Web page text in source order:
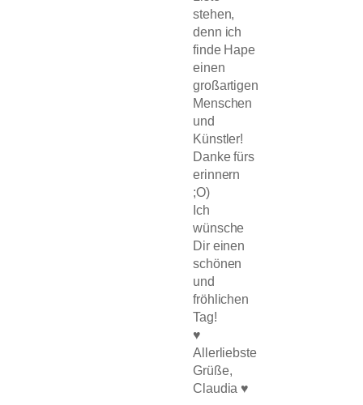
stehen,
denn ich
finde Hape
einen
großartigen
Menschen
und
Künstler!
Danke fürs
erinnern
;O)
Ich
wünsche
Dir einen
schönen
und
fröhlichen
Tag!
♥
Allerliebste
Grüße,
Claudia ♥